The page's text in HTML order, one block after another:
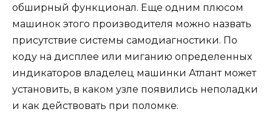
обширный функционал. Еще одним плюсом
машинок этого производителя можно назвать
присутствие системы самодиагностики. По
коду на дисплее или миганию определенных
индикаторов владелец машинки Атлант может
установить, в каком узле появились неполадки
и как действовать при поломке.